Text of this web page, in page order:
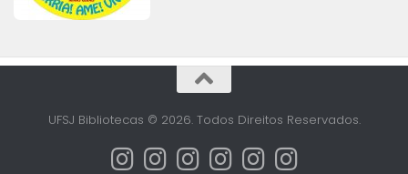
UFSJ Bibliotecas © 2026. Todos Direitos Reservados.